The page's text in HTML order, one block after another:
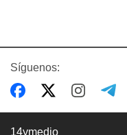
Síguenos:
14ymedio